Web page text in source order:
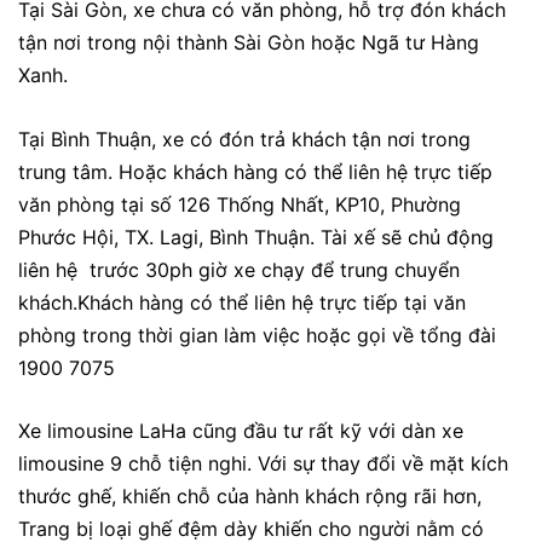
Tại Sài Gòn, xe chưa có văn phòng, hỗ trợ đón khách
tận nơi trong nội thành Sài Gòn hoặc Ngã tư Hàng
Xanh.
Tại Bình Thuận, xe có đón trả khách tận nơi trong
trung tâm. Hoặc khách hàng có thể liên hệ trực tiếp
văn phòng tại số 126 Thống Nhất, KP10, Phường
Phước Hội, TX. Lagi, Bình Thuận. Tài xế sẽ chủ động
liên hệ trước 30ph giờ xe chạy để trung chuyển
khách.Khách hàng có thể liên hệ trực tiếp tại văn
phòng trong thời gian làm việc hoặc gọi về tổng đài
1900 7075
Xe limousine LaHa cũng đầu tư rất kỹ với dàn xe
limousine 9 chỗ tiện nghi. Với sự thay đổi về mặt kích
thước ghế, khiến chỗ của hành khách rộng rãi hơn,
Trang bị loại ghế đệm dày khiến cho người nằm có